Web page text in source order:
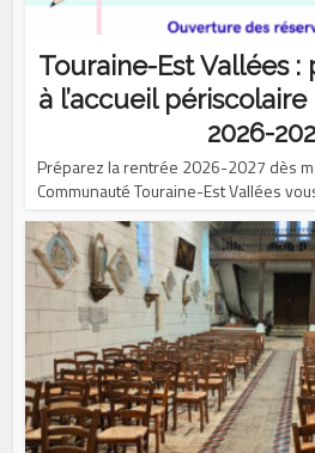
Touraine-Est Vallées
à l’accueil
2026-
Préparez la rentrée 2026-2027 dès
Communauté Touraine-Est Vallées